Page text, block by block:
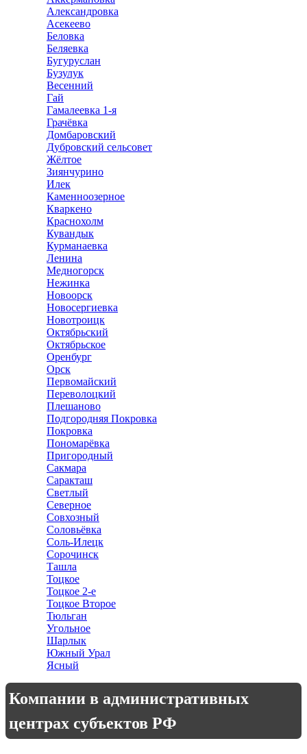
Александровка
Асекеево
Беловка
Беляевка
Бугуруслан
Бузулук
Весенний
Гай
Гамалеевка 1-я
Грачёвка
Домбаровский
Дубровский сельсовет
Жёлтое
Зиянчурино
Илек
Каменноозерное
Кваркено
Краснохолм
Кувандык
Курманаевка
Ленина
Медногорск
Нежинка
Новоорск
Новосергиевка
Новотроицк
Октябрьский
Октябрьское
Оренбург
Орск
Первомайский
Переволоцкий
Плешаново
Подгородняя Покровка
Покровка
Пономарёвка
Пригородный
Сакмара
Саракташ
Светлый
Северное
Совхозный
Соловьёвка
Соль-Илецк
Сорочинск
Ташла
Тоцкое
Тоцкое 2-е
Тоцкое Второе
Тюльган
Угольное
Шарлык
Южный Урал
Ясный
Компании в административных
центрах субъектов РФ